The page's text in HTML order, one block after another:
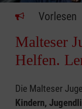
Vorlesen
Malteser
Helfen.
Die Malteser
Kindern,